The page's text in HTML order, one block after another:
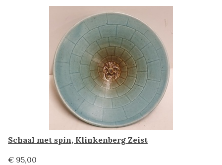
Schaal met spin, Klinkenberg Zeist
€ 95,00